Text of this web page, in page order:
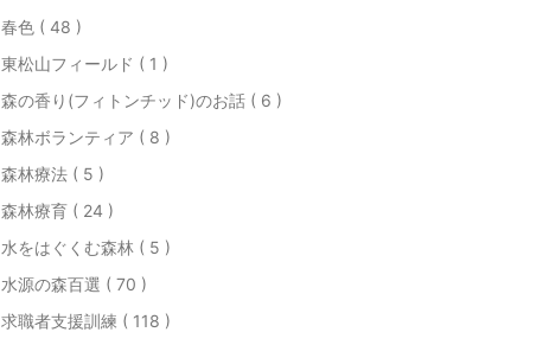
春色 ( 48 )
東松山フィールド ( 1 )
森の香り(フィトンチッド)のお話 ( 6 )
森林ボランティア ( 8 )
森林療法 ( 5 )
森林療育 ( 24 )
水をはぐくむ森林 ( 5 )
水源の森百選 ( 70 )
求職者支援訓練 ( 118 )